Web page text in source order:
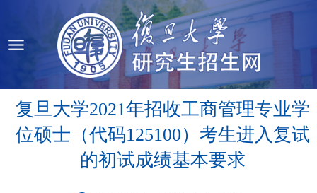
复旦大学2021年招收工商管理专业学
位硕士（代码125100）考生进入复试
的初试成绩基本要求